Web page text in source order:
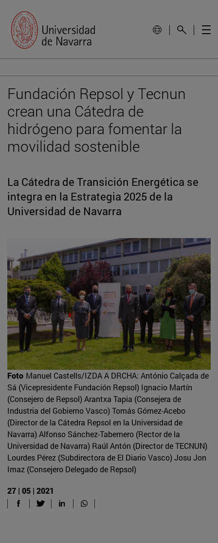
Fundación Repsol y Tecnun
crean una Cátedra de
hidrógeno para fomentar la
movilidad sostenible
La Cátedra de Transición Energética se
integra en la Estrategia 2025 de la
Universidad de Navarra
Foto Manuel Castells/IZDA A DRCHA: António Calçada de
Sá (Vicepresidente Fundación Repsol) Ignacio Martín
(Consejero de Repsol) Arantxa Tapia (Consejera de
Industria del Gobierno Vasco) Tomás Gómez-Acebo
(Director de la Cátedra Repsol en la Universidad de
Navarra) Alfonso Sánchez-Tabernero (Rector de la
Universidad de Navarra) Raúl Antón (Director de TECNUN)
Lourdes Pérez (Subdirectora de El Diario Vasco) Josu Jon
Imaz (Consejero Delegado de Repsol)
27 | 05 | 2021